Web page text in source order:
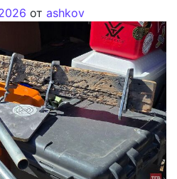
от ashkov